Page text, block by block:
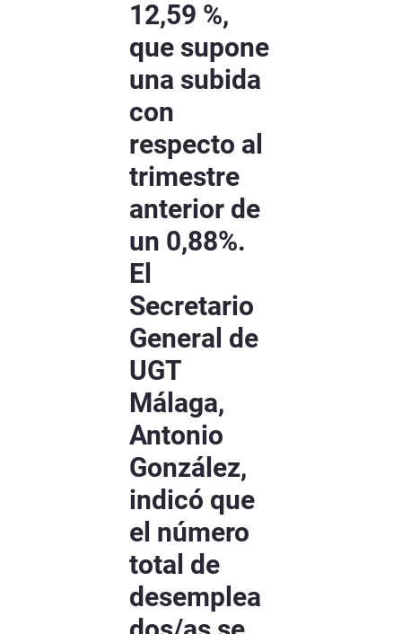
12,59 %,
que supone
una subida
con
respecto al
trimestre
anterior de
un 0,88%.
El
Secretario
General de
UGT
Málaga,
Antonio
González,
indicó que
el número
total de
desemplea